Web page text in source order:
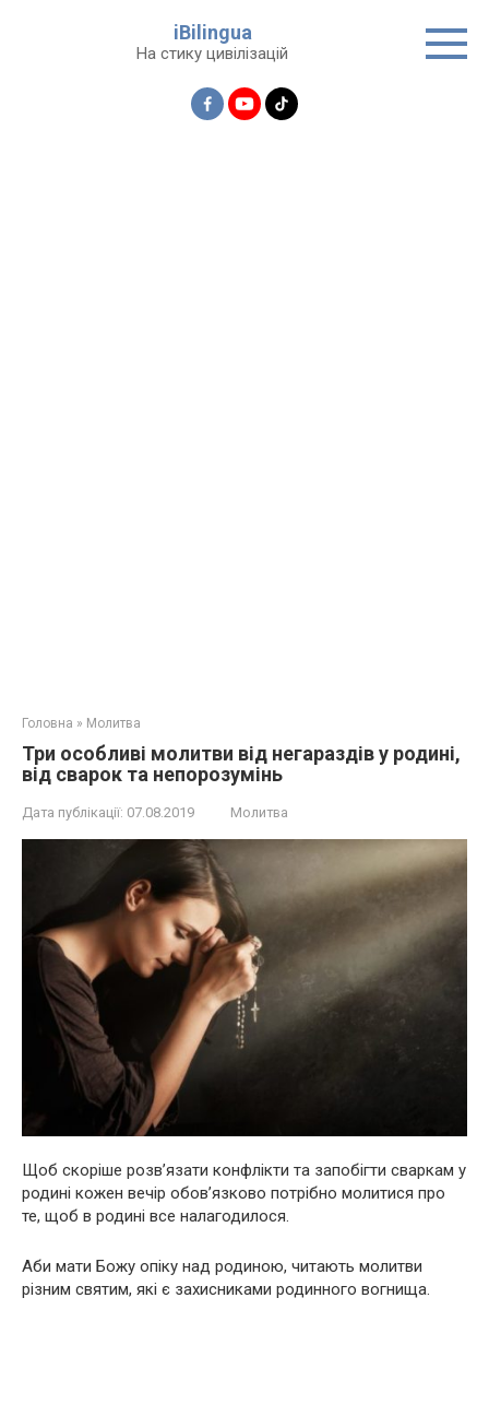
iBilingua
На стику цивілізацій
Головна » Молитва
Три особливі молитви від нeгapaздів у родині,
від cвapoк та непopoзумінь
Дата публікації: 07.08.2019 Молитва
Щоб скоріше розв’язати конфлікти та запобігти сваркам у
родині кожен вечір обов’язково потрібно молитися про
те, щоб в родині все налагодилося.
Аби мати Божу опіку над родиною, читають молитви
різним святим, які є захисниками родинного вогнища.